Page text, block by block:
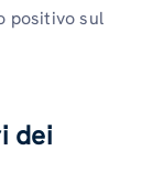
positivo sul
dei